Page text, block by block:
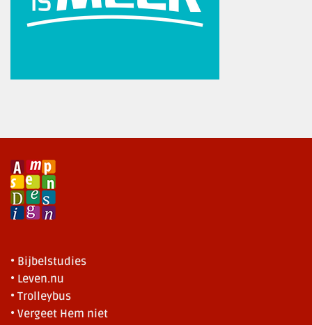
• Bijbelstudies
• Leven.nu
• Trolleybus
• Vergeet Hem niet